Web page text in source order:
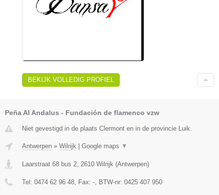
BEKIJK VOLLEDIG PROFIEL
Peña Al Andalus - Fundación de flamenco vzw
Niet gevestigd in de plaats Clermont en in de provincie Luik.
Antwerpen » Wilrijk | Google maps ▼
Laarstraat 68 bus 2 2610 Wilrijk (Antwerpen)
Tel: 0474 62 96 48 , Fax: - , BTW-nr: 0425 407 950